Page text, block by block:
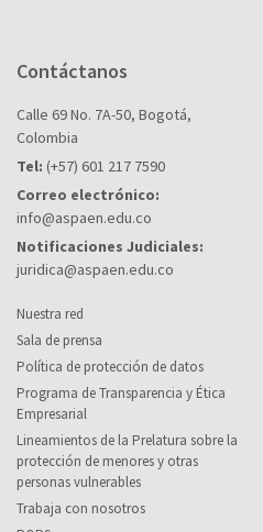
Contáctanos
Calle 69 No. 7A-50, Bogotá,
Colombia
Tel: (+57) 601 217 7590
Correo electrónico:
info@aspaen.edu.co
Notificaciones Judiciales:
juridica@aspaen.edu.co
Nuestra red
Sala de prensa
Política de protección de datos
Programa de Transparencia y Ética
Empresarial
Lineamientos de la Prelatura sobre la
protección de menores y otras
personas vulnerables
Trabaja con nosotros